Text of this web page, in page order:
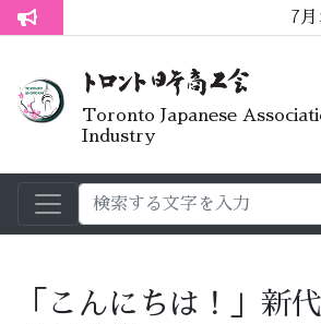
トロント生活不安疑問質問懇談会
7月オープンライブ
Toronto Japanese
Industry
「こんにちは！」新